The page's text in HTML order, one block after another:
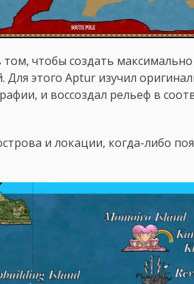
чтобы создать
этого Арtur изучил
и воссоздал рельеф в
и локации, когда-либо